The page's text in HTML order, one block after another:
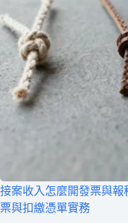
接案收入怎麼開發票與
票與扣繳憑單實務